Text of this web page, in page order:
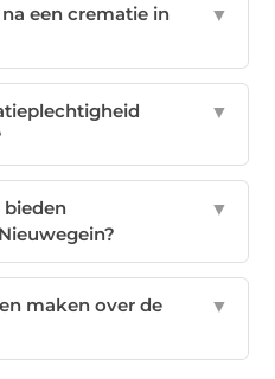
een crematie in
▼
▼
▼
maken over de
▼